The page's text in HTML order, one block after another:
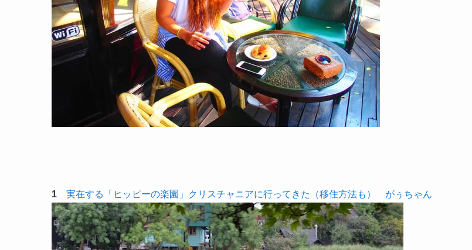
1 実在する「ヒッピーの楽園」クリスチャニアに行ってきた（移住方法も） がぅちゃん